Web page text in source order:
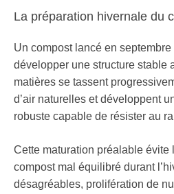
La préparation hivernale du
Un compost lancé en
développer une structure stable
matières se tassent
d’air naturelles et développent
robuste capable de résister au
Cette maturation préalable évite
compost mal équilibré durant
désagréables, prolifération de